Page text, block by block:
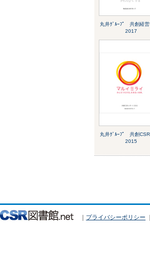
丸井ｸﾞﾙｰﾌﾟ 共創経営
2017
丸井ｸﾞﾙｰﾌﾟ 共創CSR
2015
｜ プライバシーポリシー ｜